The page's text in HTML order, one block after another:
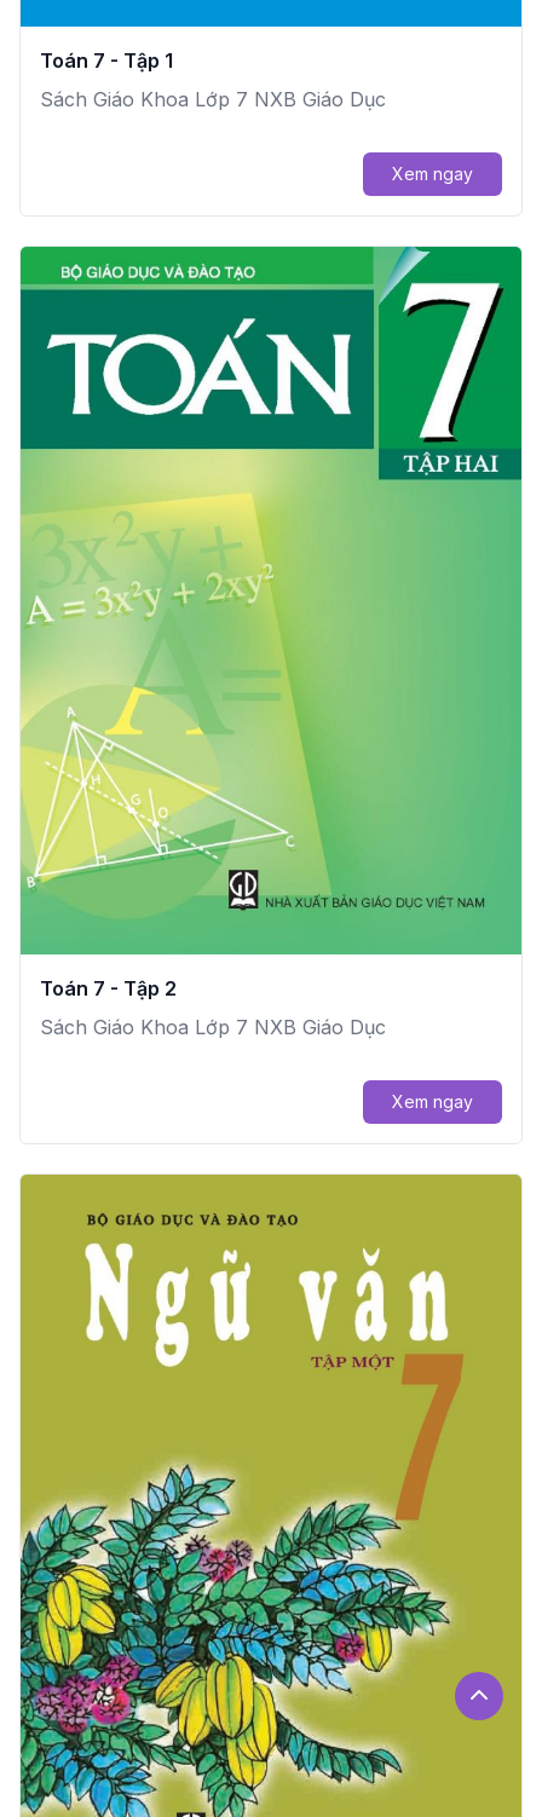
Toán 7 - Tập 1
Sách Giáo Khoa Lớp 7 NXB Giáo Dục
Xem ngay
Toán 7 - Tập 2
Sách Giáo Khoa Lớp 7 NXB Giáo Dục
Xem ngay